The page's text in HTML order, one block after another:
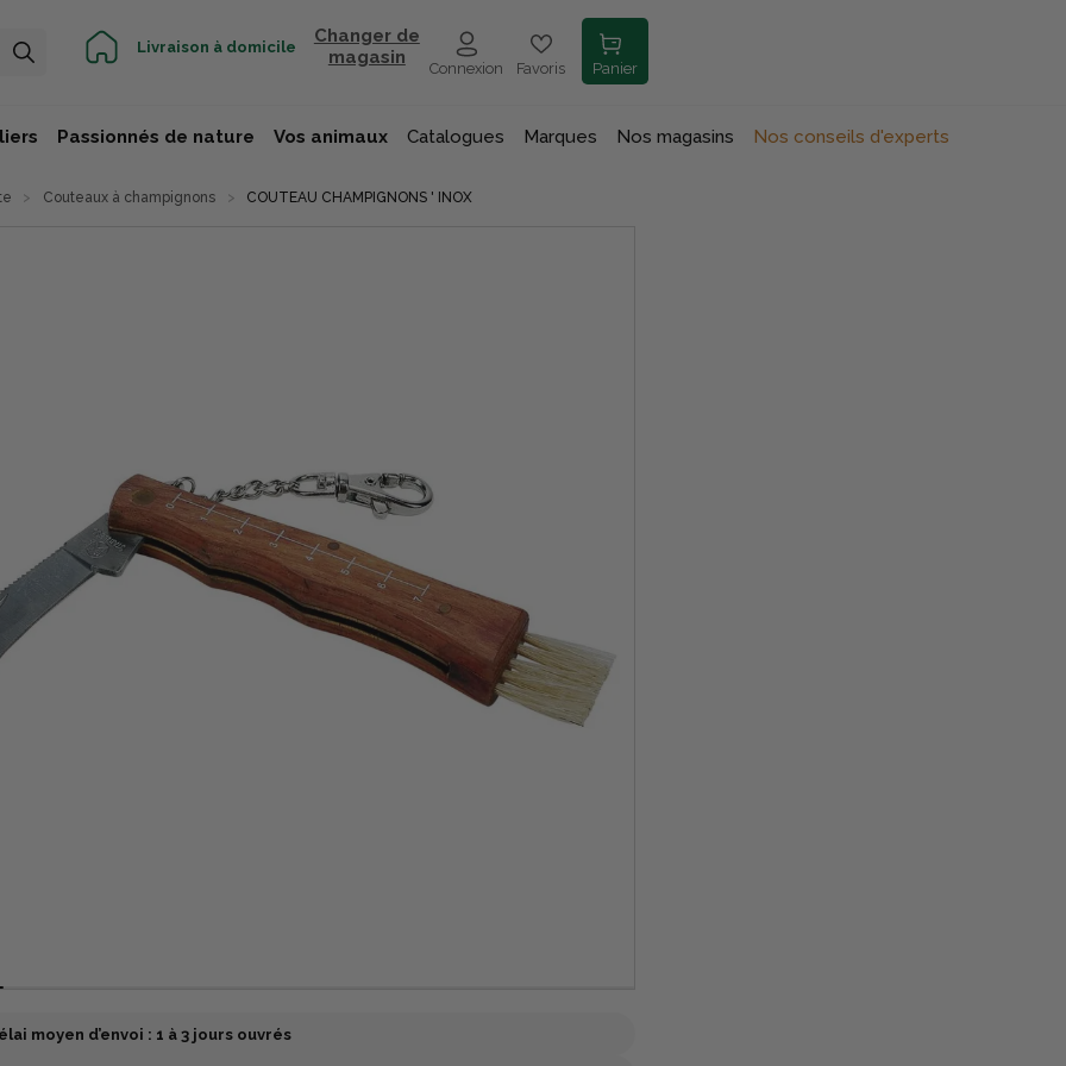
Livraison à domicile
Changer de
magasin
Connexion Favoris Panier
Passionnés de nature Vos animaux Catalogues Marques Nos magasins Nos conseils d'experts
Couteaux à champignons COUTEAU CHAMPIGNONS ' INOX
moyen d’envoi : 1 à 3 jours ouvrés